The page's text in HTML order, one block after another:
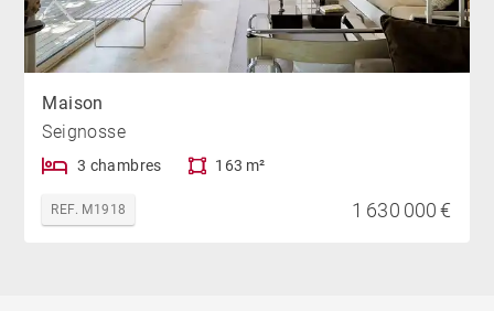
Maison
Seignosse
3 chambres 163 m²
REF. M1918 1 630 000 €